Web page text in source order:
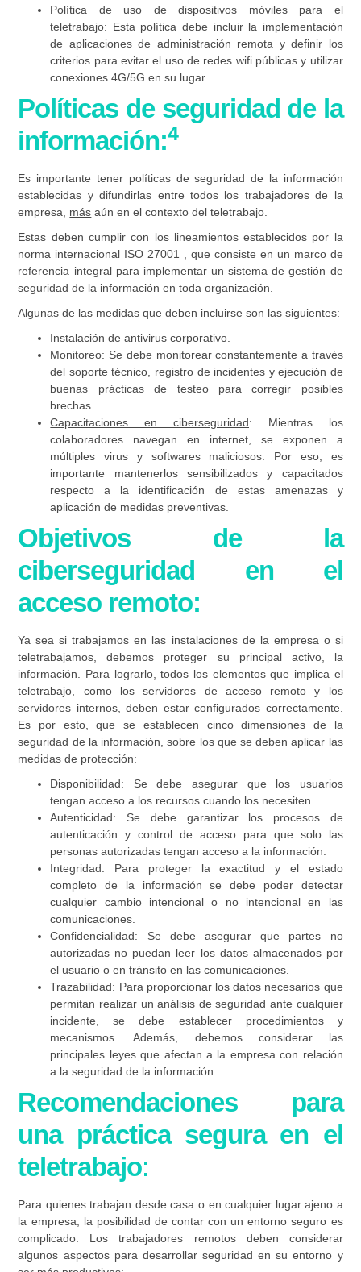
Política de uso de dispositivos móviles para el
teletrabajo: Esta política debe incluir la implementación
de aplicaciones de administración remota y definir los
criterios para evitar el uso de redes wifi públicas y utilizar
conexiones 4G/5G en su lugar.
Políticas de seguridad de la
información:4
Es importante tener políticas de seguridad de la información
establecidas y difundirlas entre todos los trabajadores de la
empresa, más aún en el contexto del teletrabajo.
Estas deben cumplir con los lineamientos establecidos por la
norma internacional ISO 27001 , que consiste en un marco de
referencia integral para implementar un sistema de gestión de
seguridad de la información en toda organización.
Algunas de las medidas que deben incluirse son las siguientes:
Instalación de antivirus corporativo
Monitoreo: Se debe monitorear constantemente a través
del soporte técnico, registro de incidentes y ejecución de
buenas prácticas de testeo para corregir posibles
brechas.
Capacitaciones en ciberseguridad: Mientras los
colaboradores navegan en internet, se exponen a
múltiples virus y softwares maliciosos. Por eso, es
importante mantenerlos sensibilizados y capacitados
respecto a la identificación de estas amenazas y
aplicación de medidas preventivas.
Objetivos de la
ciberseguridad en el
acceso remoto:
Ya sea si trabajamos en las instalaciones de la empresa o si
teletrabajamos, debemos proteger su principal activo, la
información. Para lograrlo, todos los elementos que implica el
teletrabajo, como los servidores de acceso remoto y los
servidores internos, deben estar configurados correctamente.
Es por esto, que se establecen cinco dimensiones de la
seguridad de la información, sobre los que se deben aplicar las
medidas de protección:
Disponibilidad: Se debe asegurar que los usuarios
tengan acceso a los recursos cuando los necesiten.
Autenticidad: Se debe garantizar los procesos de
autenticación y control de acceso para que solo las
personas autorizadas tengan acceso a la información.
Integridad: Para proteger la exactitud y el estado
completo de la información se debe poder detectar
cualquier cambio intencional o no intencional en las
comunicaciones.
Confidencialidad: Se debe asegurar que partes no
autorizadas no puedan leer los datos almacenados por
el usuario o en tránsito en las comunicaciones.
Trazabilidad: Para proporcionar los datos necesarios que
permitan realizar un análisis de seguridad ante cualquier
incidente, se debe establecer procedimientos y
mecanismos. Además, debemos considerar las
principales leyesque afectan a la empresa con relación
a laseguridad de la información.
Recomendaciones para
una práctica segura en el
teletrabajo:
Para quienes trabajan desde casa o en cualquier lugar ajeno a
la empresa, la posibilidad de contar con un entorno seguro es
complicado. Los trabajadores remotos deben considerar
algunos aspectospara desarrollar seguridad en su entorno y